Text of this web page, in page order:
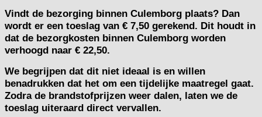
Vindt de bezorging binnen Culemborg plaats? Dan
wordt er een toeslag van € 7,50 gerekend. Dit houdt in
dat de bezorgkosten binnen Culemborg worden
verhoogd naar € 22,50.
We begrijpen dat dit niet ideaal is en willen
benadrukken dat het om een tijdelijke maatregel gaat.
Zodra de brandstofprijzen weer dalen, laten we de
toeslag uiteraard direct vervallen.